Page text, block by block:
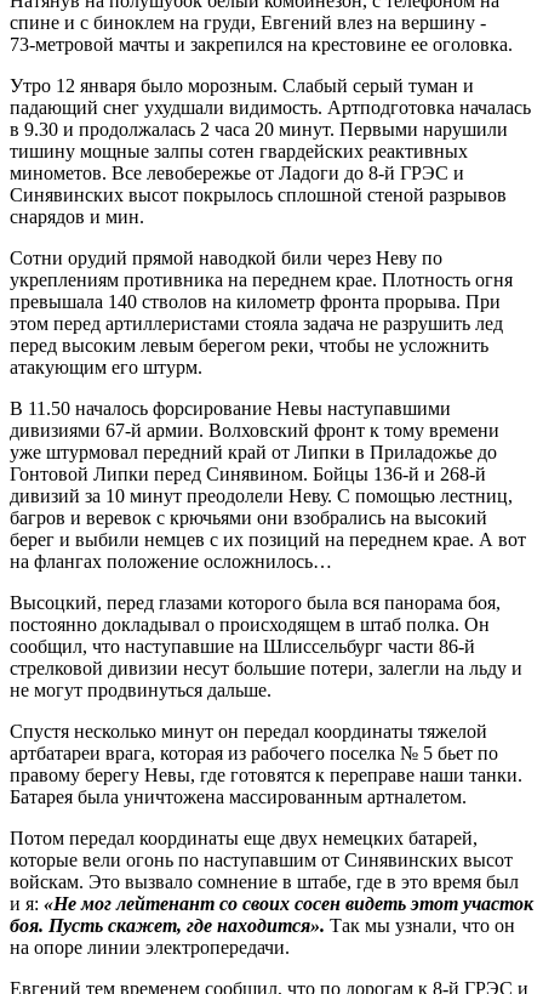
спине и с биноклем на груди, Евгений влез на вершину ­
73‑метровой мачты и закрепился на крестовине ее оголовка.
Утро 12 января было морозным. Слабый серый туман и
падающий снег ухудшали видимость. Артподготовка началась
в 9.30 и продолжалась 2 часа 20 минут. Первыми нарушили
тишину мощные залпы сотен гвардейских реактивных
минометов. Все левобережье от Ладоги до 8‑й ГРЭС и
Синявинских высот покрылось сплошной стеной разрывов
снарядов и мин.
Сотни орудий прямой наводкой били через Неву по
укреплениям противника на переднем крае. Плотность огня
превышала ­140 стволов на километр фронта прорыва. При
этом перед артиллеристами стояла задача не разрушить лед
перед высоким левым берегом реки, чтобы не усложнить
атакующим его штурм.
В 11.50 началось форсирование Невы наступавшими
дивизиями 67‑й армии. Волховский фронт к тому времени
уже штурмовал передний край от Липки в Приладожье до
Гонтовой Липки перед Синявином. Бойцы 136‑й и 268‑й
дивизий за 10 минут преодолели Неву. С помощью лестниц,
багров и веревок с ­крючьями они взобрались на высокий
берег и выбили немцев с их позиций на переднем крае. А вот
на флангах положение осложнилось…
Высоцкий, перед глазами которого была вся панорама боя,
постоянно докладывал о происходящем в штаб полка. Он
сообщил, что наступавшие на Шлиссельбург ­части 86‑й
стрелковой дивизии несут большие потери, залегли на льду и
не могут продвинуться дальше.
Спустя несколько минут он передал координаты тяжелой
артбатареи врага, которая из рабочего поселка № 5 бьет по
правому берегу Невы, где готовятся к переправе наши танки.
Батарея была уничтожена массированным артналетом.
Потом передал координаты еще двух немецких батарей,
которые вели огонь по наступавшим от Синявинских высот
войскам. Это вызвало сомнение в штабе, где в это время был
и я: «Не мог лейтенант со своих сосен видеть этот участок
боя. Пусть скажет, где находится». Так мы узнали, что он
на опоре линии электропередачи.
Евгений тем временем сообщил, что по дорогам к 8‑й ГРЭС и